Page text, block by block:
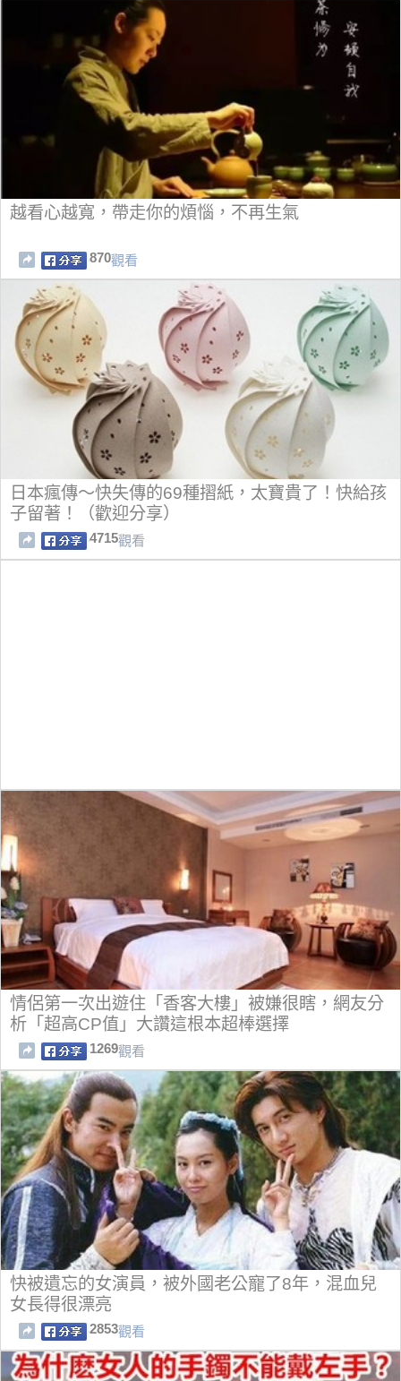
越看心越寬，帶走你的煩惱，不再生氣
870觀看
日本瘋傳～快失傳的69種摺紙，太寶貴了！快給孩
子留著！（歡迎分享）
4715觀看
情侶第一次出遊住「香客大樓」被嫌很瞎，網友分
析「超高CP值」大讚這根本超棒選擇
1269觀看
快被遺忘的女演員，被外國老公寵了8年，混血兒
女長得很漂亮
2853觀看